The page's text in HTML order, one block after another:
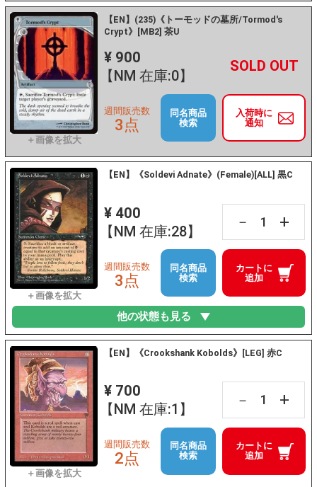
【EN】(235)《トーモッドの墓所/Tormod's
Crypt》[MB2] 茶U
¥ 900
【NM 在庫:0】
－ +
入荷時に
通知
週間販売数
3点
同名商品
検索
【EN】《Soldevi Adnate》(Female)[ALL] 黒C
¥ 400
【NM 在庫:28】
－ +
カートに
追加
週間販売数
3点
同名商品
検索
他の状態も見る
【EN】《Crookshank Kobolds》[LEG] 赤C
¥ 700
【NM 在庫:1】
－ +
カートに
追加
週間販売数
2点
同名商品
検索